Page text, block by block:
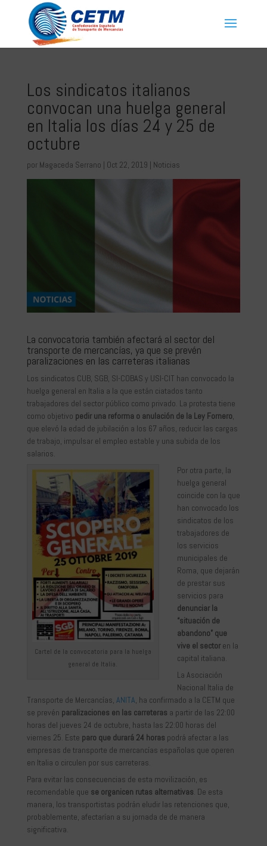
Los sindicatos italianos
convocan una huelga general
en Italia los días 24 y 25 de
octubre
por Magaceda Serrano | Oct 22, 2019 | Noticias
La convocatoria también afectará al sector del
transporte de mercancías, ya que se prevén
paralizaciones en las carreteras italianas
Los sindicatos CUB, SGB, SI-COBAS y USI-CIT han convocado la
huelga general en Italia a la que están ciatados tanto
trabajadores del sector público como privado. La protesta tiene
como objetivo pedir una reforma o anulación de la Ley Fornero,
que elevó la edad de jubilación a los 67 años, reducir las cargas
de trabajo, impulsar el empleo estable y una subida de los
salarios.
Cartel de la convocatoria para la huelga
general de Italia.
Por otra parte, la
huelga general
coincide con la que
han convocado los
sindicatos de los
trabajadores de
los servicios
municipales de
Roma, que dejarán
de prestar sus
servicios para
denunciar la
“situación de
abandono” que
vive el sectoren la
capital italiana.
La Asociación
Nacional Italia de
Transporte de Mercancías, ANITA, ha confirmado a la CETM que
se prevén paralizaciones en las carreteras a partir de las 22:00
horas del jueves 24 de octubre, hasta las 22:00 horas del
viernes 25. Este paro que durará 24 horas podrá afectar a las
empresas de transporte de mercancías españolas que operen
en Italia o circulen por sus carreteras.
Para evitar las consecuencias de esta movilización, es
recomendable que se organicen rutas alternativas. De esta
manera, los transportistas podrán eludir las retenciones que,
probablemente, afectarían a su jornada de de manera
significativa.